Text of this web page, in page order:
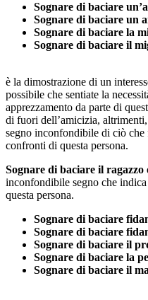
Sognare di baciare
Sognare di baciare un
Sognare di baciare la
Sognare di baciare il
è la dimostrazione di un
possibile che sentiate la
apprezzamento da parte di
di fuori dell’amicizia,
segno inconfondibile di ciò che
confronti di questa persona.
Sognare di baciare il ragazzo
inconfondibile segno che
questa persona.
Sognare di baciare
Sognare di baciare
Sognare di baciare il
Sognare di baciare la
Sognare di baciare il